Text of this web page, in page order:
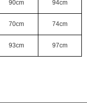
90cm 94cm
70cm 74cm
93cm 97cm